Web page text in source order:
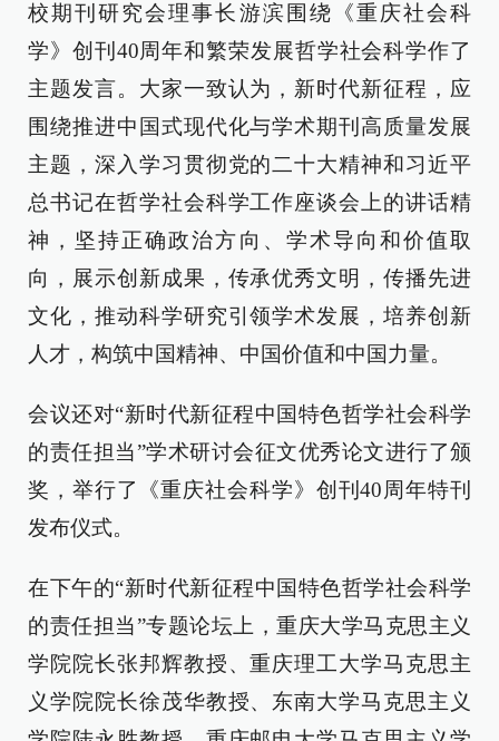
校期刊研究会理事长游滨 围绕《重庆社会科
学》创刊40周年和繁荣发展哲学社会科学作了
主题发言。大家一致认为，新时代新征程，应
围绕推进中国式现代化与学术期刊高质量发展
主题，深入学习贯彻党的二十大精神和习近平
总书记在哲学社会科学工作座谈会上的讲话精
神，坚持正确政治方向、学术导向和价值取
向，展示创新成果，传承优秀文明，传播先进
文化，推动科学研究引领学术发展，培养创新
人才，构筑中国精神、中国价值和中国力量。
会议还对“新时代新征程中国特色哲学社会科学
的责任担当”学术研讨会征文优秀论文进行了颁
奖，举行了《重庆社会科学》创刊40周年特刊
发布仪式。
在下午的“新时代新征程中国特色哲学社会科学
的责任担当”专题论坛上，重庆大学马克思主义
学院院长张邦辉教授、重庆理工大学马克思主
义学院院长徐茂华教授、东南大学马克思主义